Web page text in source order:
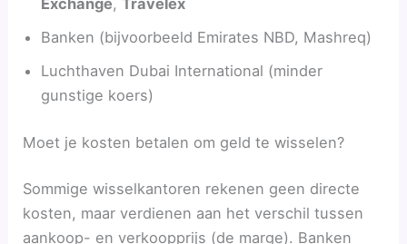
Exchange,
Travelex
Banken (bijvoorbeeld Emirates NBD, Mashreq)
Luchthaven Dubai International (minder
gunstige koers)
Moet je kosten betalen om geld te wisselen?
Sommige wisselkantoren rekenen geen directe
kosten, maar verdienen aan het verschil tussen
aankoop- en verkoopprijs (de marge). Banken